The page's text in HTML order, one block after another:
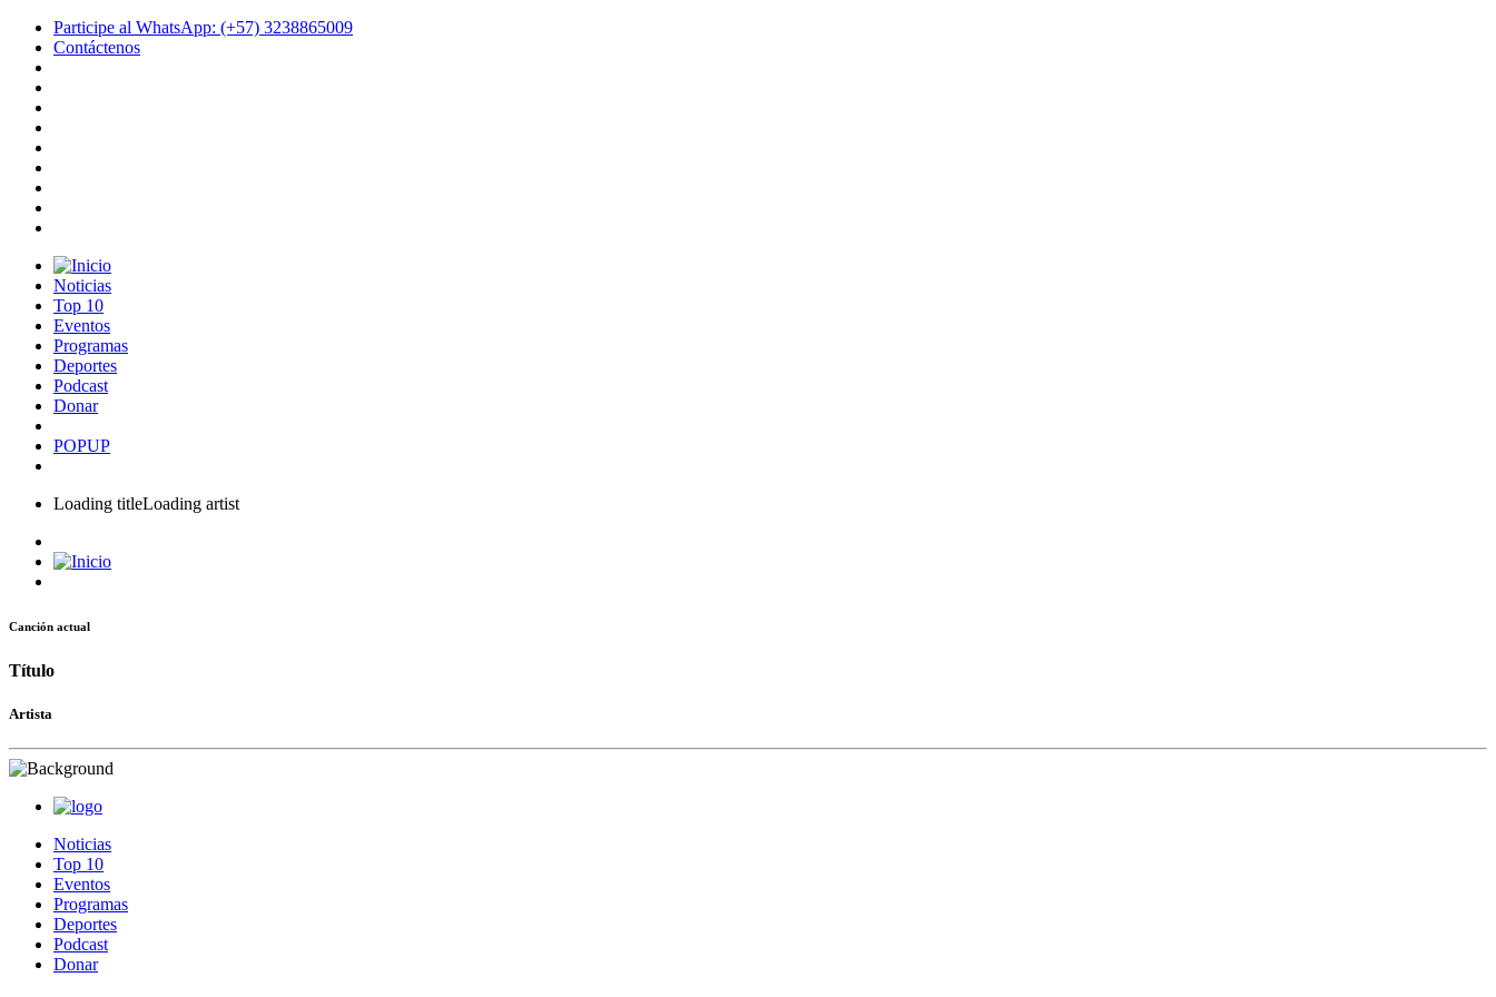
Participe al WhatsApp: (+57) 3238865009
Contáctenos
Noticias
Top 10
Eventos
Programas
Deportes
Podcast
Donar
POPUP
Loading titleLoading artist
Canción actual
Título
Artista
Noticias
Top 10
Eventos
Programas
Deportes
Podcast
Donar